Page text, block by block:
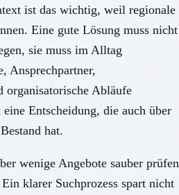
ist das wichtig, weil regionale
Eine gute Lösung muss nicht
sie muss im Alltag
Ansprechpartner,
organisatorische Abläufe
eine Entscheidung, die auch über
hat.
wenige Angebote sauber prüfen
klarer Suchprozess spart nicht